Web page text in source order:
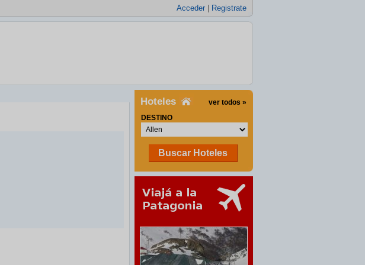
Acceder| Registrate
Hoteles
ver todos »
DESTINO
Buscar Hoteles